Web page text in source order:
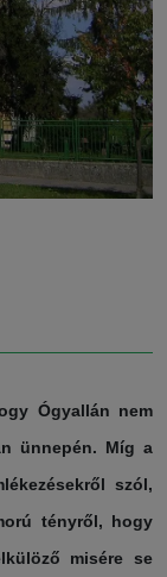
Ógyallán nem
ünnepén. Míg a
szól,
tényről, hogy
misére se